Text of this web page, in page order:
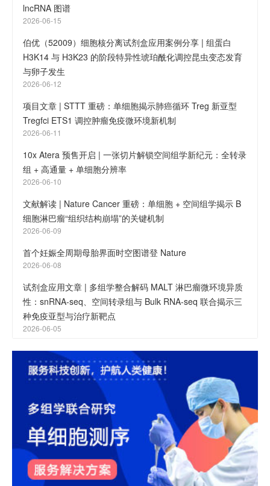
lncRNA 图谱
2026-06-15
伯优（52009）细胞核分离试剂盒应用案例分享 | 组蛋白
H3K14 与 H3K23 的阶段特异性琥珀酰化调控昆虫变态发育
与卵子发生
2026-06-12
项目文章 | STTT 重磅：单细胞揭示肺癌循环 Treg 新亚型
Tregfci ETS1 调控肿瘤免疫微环境新机制
2026-06-11
10x Atera 预售开启 | 一张切片解锁空间组学新纪元：全转录
组 + 高通量 + 单细胞分辨率
2026-06-10
文献解读 | Nature Cancer 重磅：单细胞 + 空间组学揭示 B
细胞淋巴瘤“组织结构崩塌”的关键机制
2026-06-09
首个妊娠全周期母胎界面时空图谱登 Nature
2026-06-08
试剂盒应用文章 | 多组学整合解码 MALT 淋巴瘤微环境异质
性：snRNA-seq、空间转录组与 Bulk RNA-seq 联合揭示三
种免疫亚型与治疗新靶点
2026-06-05